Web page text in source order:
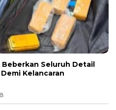
Seluruh Detail
Kelancaran